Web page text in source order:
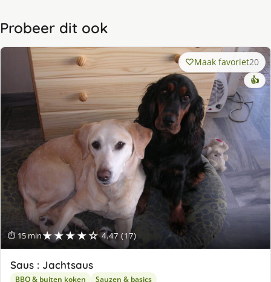
Probeer dit ook
⏱ 15 min★★★★☆ 4.47 (17)
Maak favoriet20
👍
Saus : Jachtsaus
BBQ & buiten koken Sauzen & basics